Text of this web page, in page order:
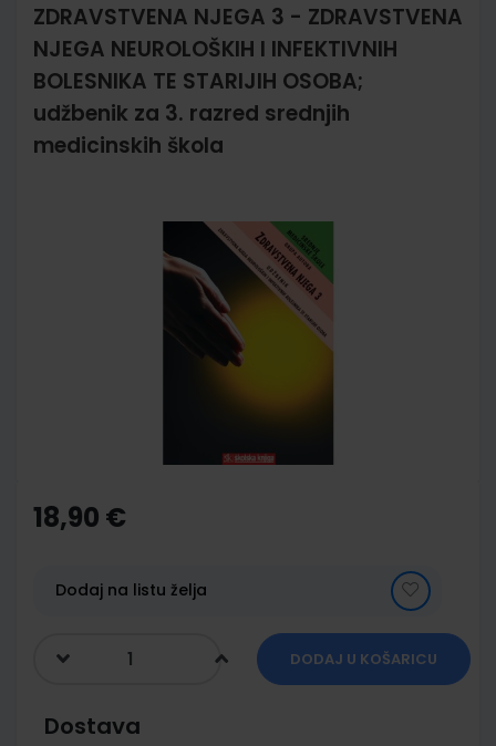
ZDRAVSTVENA NJEGA 3 - ZDRAVSTVENA
NJEGA NEUROLOŠKIH I INFEKTIVNIH
BOLESNIKA TE STARIJIH OSOBA;
udžbenik za 3. razred srednjih
medicinskih škola
the
beginning
gallery
18,90 €
Dodaj na listu želja
DODAJ U KOŠARICU
Dostava